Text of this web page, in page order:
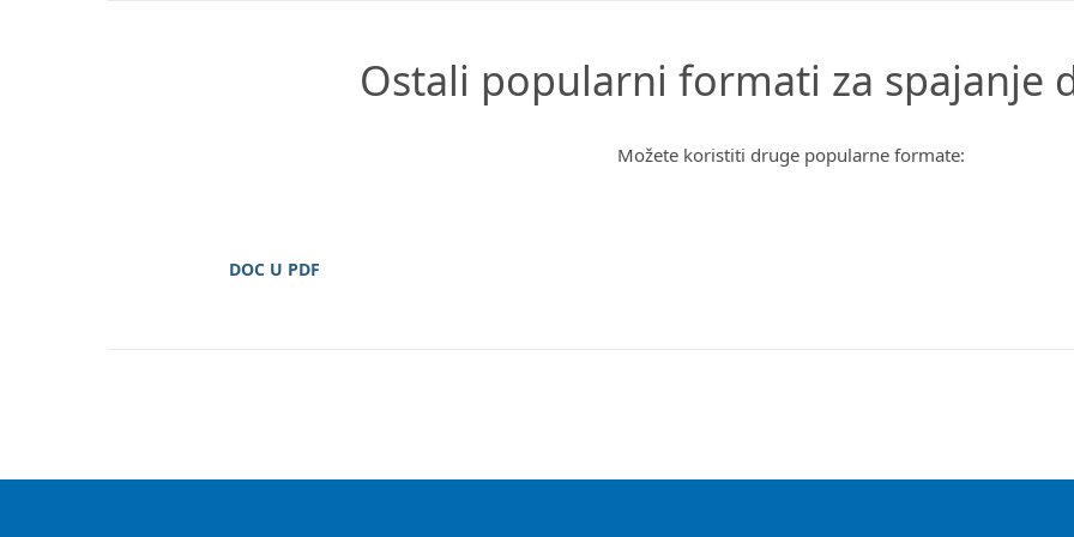
Ostali popularni formati za spajanje
Možete koristiti druge popularne formate:
DOC U PDF